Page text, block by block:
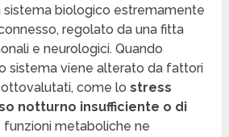
sistema biologico estremamente
regolato da una fitta
e neurologici. Quando
sistema viene alterato da fattori
come lostress
notturno insufficiente o di
funzioni metaboliche ne